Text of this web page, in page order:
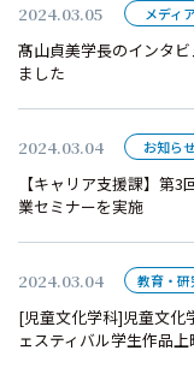
2024.03.05 メディ
髙山貞美学長のインタ
ました
2024.03.04 お知らせ
【キャリア支援課】第
業セミナーを実施
2024.03.04 教育・研
[児童文化学科]児童文化
ェスティバル学生作品